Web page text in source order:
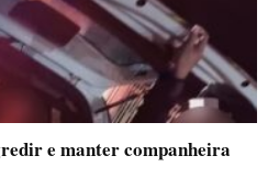
e manter companheira